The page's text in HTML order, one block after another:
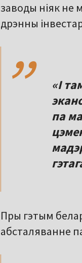
заводы ніяк не
дрэнны
,,
«І
па
Пры гэтым
абсталяванне